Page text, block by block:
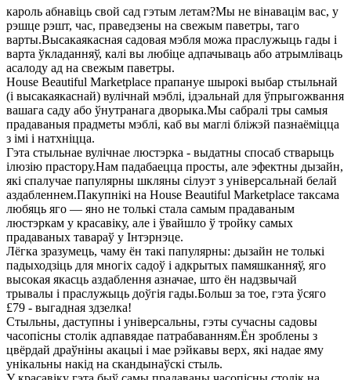
кароль абнавіць свой сад гэтым летам?Мы не вінавацім вас, у
рэшце рэшт, час, праведзены на свежым паветры, таго
варты.Высакаякасная садовая мэбля можа праслужыць гады і
варта ўкладанняў, калі вы любіце адпачываць або атрымліваць
асалоду ад на свежым паветры.
House Beautiful Marketplace прапануе шырокі выбар стыльнай
(і высакаякаснай) вулічнай мэблі, ідэальнай для ўпрыгожвання
вашага саду або ўнутранага дворыка.Мы сабралі тры самыя
прадаваныя прадметы мэблі, каб вы маглі бліжэй пазнаёміцца ​​
з імі і натхніцца.
Гэта стыльнае вулічнае люстэрка - выдатны спосаб стварыць
ілюзію прастору.Нам падабаецца просты, але эфектны дызайн,
які спалучае папулярны шкляны сілуэт з універсальнай белай
аздабленнем.Пакупнікі на House Beautiful Marketplace таксама
любяць яго — яно не толькі стала самым прадаваным
люстэркам у красавіку, але і ўвайшло ў тройку самых
прадаваных тавараў у Інтэрнэце.
Лёгка зразумець, чаму ён такі папулярны: дызайн не толькі
падыходзіць для многіх садоў і адкрытых памяшканняў, яго
высокая якасць аздаблення азначае, што ён надзвычай
трывалы і праслужыць доўгія гады.Больш за тое, гэта ўсяго
£79 - выгадная здзелка!
Стыльны, даступны і універсальны, гэты сучасны садовы
часопісны столік адпавядае патрабаванням.Ён зроблены з
цвёрдай драўніны акацыі і мае рэйкавы верх, які надае яму
унікальны накід на скандынаўскі стыль.